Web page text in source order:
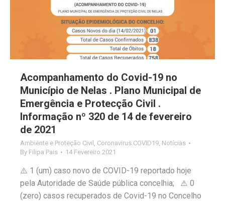
Acompanhamento do Covid-19 no
Município de Nelas . Plano Municipal de
Emergência e Protecção Civil .
Informação nº 320 de 14 de fevereiro
de 2021
Ambiente e Proteção Civil , Coronavirus COVID19, Notícias
By Filipa Pais 14 Fevereiro 2021
⚠️ 1 (um) caso novo de COVID-19 reportado hoje
pela Autoridade de Saúde pública concelhia; ⚠️ 0
(zero) casos recuperados de Covid-19 no Concelho